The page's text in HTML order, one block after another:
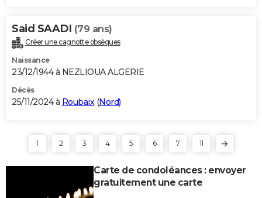
Said SAADI (79 ans)
Créer une cagnotte obsèques
Naissance
23/12/1944 à NEZLIOUA ALGERIE
Décès
25/11/2024 à Roubaix (Nord)
1 2 3 4 5 6 7 11
Carte de condoléances : envoyer
gratuitement une carte